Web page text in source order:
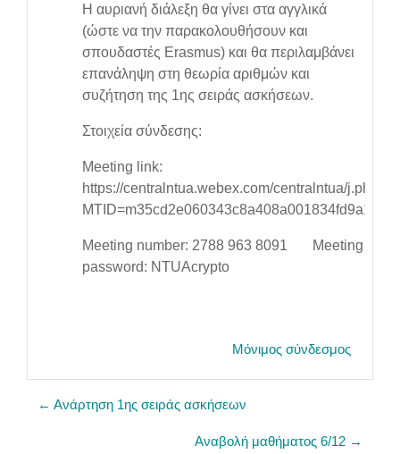
Η αυριανή διάλεξη θα γίνει στα αγγλικά
(ώστε να την παρακολουθήσουν και
σπουδαστές Erasmus) και θα περιλαμβάνει
επανάληψη στη θεωρία αριθμών και
συζήτηση της 1ης σειράς ασκήσεων.
Στοιχεία σύνδεσης:
Meeting link:
https://centralntua.webex.com/centralntua/j.php?
MTID=m35cd2e060343c8a408a001834fd9a13c
Meeting number: 2788 963 8091 Meeting
password: NTUAcrypto
Μόνιμος σύνδεσμος
← Ανάρτηση 1ης σειράς ασκήσεων
Αναβολή μαθήματος 6/12 →